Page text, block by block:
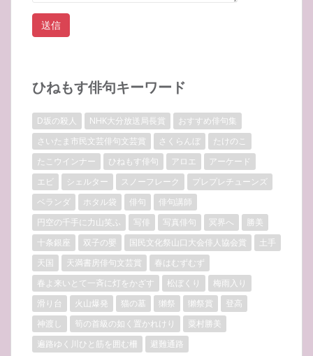
ひねもす俳句キーワード
D坂の殺人 NHK大分放送局長賞
おすすめ俳句集
さいたま市民文芸俳句文芸賞
さくらんぼ
たけのこ
たこウインナー
ひねもす俳句 アロエ
アーケード
エビ
シェルター スノーフレーク
プレプレチューンズ
ベランダ
ホタル袋 俳句
俳句講師
円空の千手に力山笑ふ
写俳 写真俳句 冥界へ
勝美
十条銀座
双子の嬰 国民文化祭山口大会俳人協会賞
土手
天国
天満書房俳句文芸賞
春はむずむず
春よ来いとて一斉に灯をかざす
松ぼくり
梅雨入り
滑り台
火山爆発 猫の墓 獺祭 獺祭賞
登高
神渡し
筍の首級の如く置かれけり
粟村勝美
遍路ゆく川ひと筋を囲む柵
避難通路